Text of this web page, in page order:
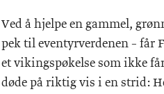
Ved å hjelpe en gammel,
pek til eventyrverdenen – får
et vikingspøkelse som ikke
døde på riktig vis i en strid: